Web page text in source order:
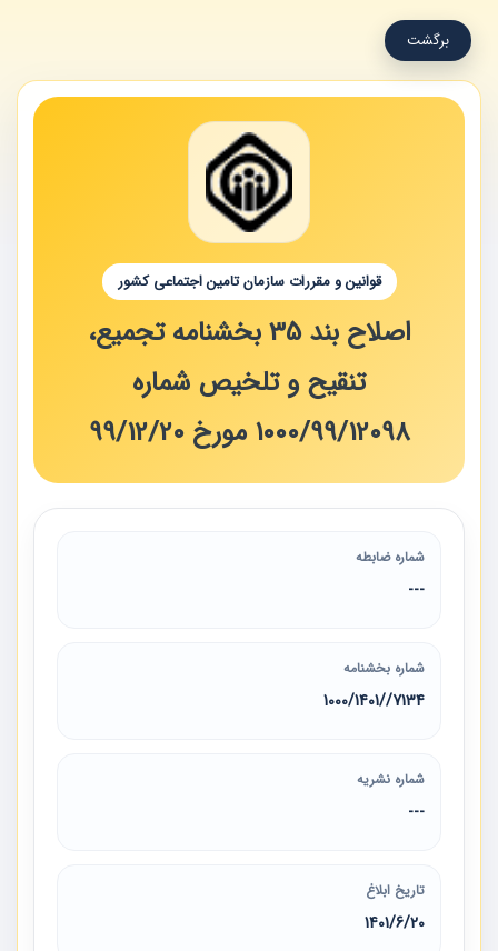
برگشت
قوانین و مقررات سازمان تامین اجتماعی کشور
اصلاح بند 35 بخشنامه تجمیع،
تنقیح و تلخیص شماره
12098‏/99‏/1000 مورخ 20‏/12‏/99
شماره ضابطه
---
شماره بخشنامه
7134/‏/1401‏/1000
شماره نشریه
---
تاریخ ابلاغ
1401/6/20